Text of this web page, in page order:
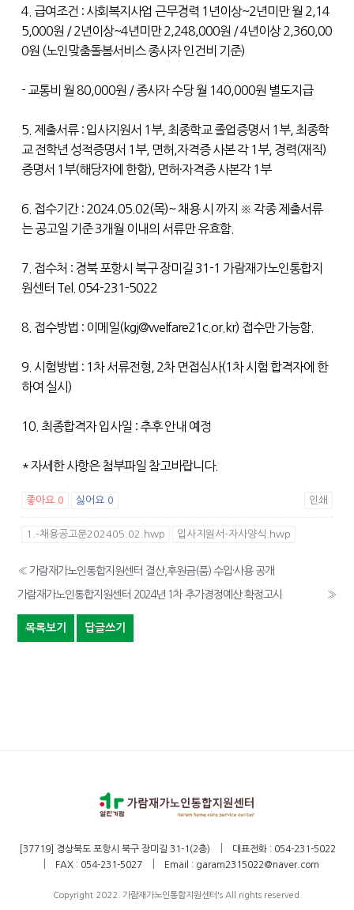
4. 급여조건 : 사회복지사업 근무경력 1년이상~2년미만 월 2,14
5,000원 / 2년이상~4년미만 2,248,000원 / 4년이상 2,360,00
0원 (노인맞춤돌봄서비스 종사자 인건비 기준)
- 교통비 월 80,000원 / 종사자 수당 월 140,000원 별도지급
5. 제출서류 : 입사지원서 1부, 최종학교 졸업증명서 1부, 최종학
교 전학년 성적증명서 1부, 면허,자격증 사본 각 1부, 경력(재직)
증명서 1부(해당자에 한함), 면허·자격증 사본각 1부
6. 접수기간 : 2024.05.02(목)~ 채용 시 까지 ※ 각종 제출서류
는 공고일 기준 3개월 이내의 서류만 유효함.
7. 접수처 : 경북 포항시 북구 장미길 31-1 가람재가노인통합지
원센터 Tel. 054-231-5022
8. 접수방법 : 이메일(kgj@welfare21c.or.kr) 접수만 가능함.
9. 시험방법 : 1차 서류전형, 2차 면접심사(1차 시험 합격자에 한
하여 실시)
10. 최종합격자 입사일 : 추후 안내 예정
* 자세한 사항은 첨부파일 참고바랍니다.
좋아요 0 싫어요 0 인쇄
1.-채용공고문202405.02.hwp 입사지원서-자사양식.hwp
« 가람재가노인통합지원센터 결산,후원금(품) 수입·사용 공개
가람재가노인통합지원센터 2024년 1차 추가경정예산 확정고시 »
목록보기 답글쓰기
[37719] 경상북도 포항시 북구 장미길 31-1(2층) 대표전화 : 054-231-5022
FAX : 054-231-5027 Email : garam2315022@naver.com
Copyright 2022. 가람재가노인통합지원센터's All rights reserved.